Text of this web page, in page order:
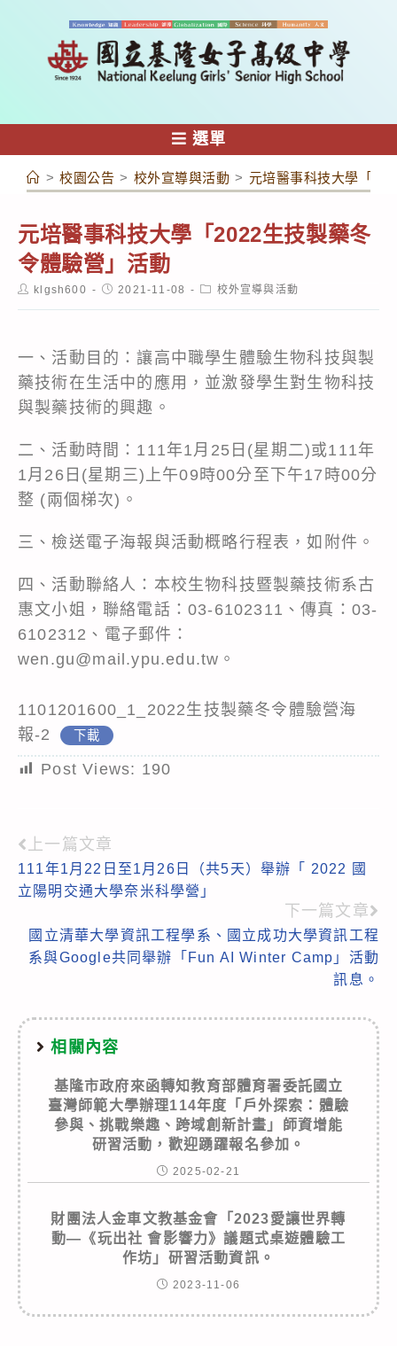
容
選單
> 校園公告 > 校外宣導與活動 > 元培醫事科技大學「
元培醫事科技大學「2022生技製藥冬
令體驗營」活動
Postklgsh600
Post2021-11-08
Post校外宣導與活動
一、活動目的：讓高中職學生體驗生物科技與製
藥技術在生活中的應用，並激發學生對生物科技
與製藥技術的興趣。
二、活動時間：111年1月25日(星期二)或111年
1月26日(星期三)上午09時00分至下午17時00分
整 (兩個梯次)。
三、檢送電子海報與活動概略行程表，如附件。
四、活動聯絡人：本校生物科技暨製藥技術系古
惠文小姐，聯絡電話：03-6102311、傳真：03-
6102312、電子郵件：
wen.gu@mail.ypu.edu.tw。
1101201600_1_2022生技製藥冬令體驗營海
報-2
下載
Post Views: 190
Read
more
上一篇文章
111年1月22日至1月26日（共5天）舉辦「 2022 國
立陽明交通大學奈米科學營」
下一篇文章
國立清華大學資訊工程學系、國立成功大學資訊工程
系與Google共同舉辦「Fun AI Winter Camp」活動
訊息。
相關內容
基隆市政府來函轉知教育部體育署委託國立
臺灣師範大學辦理114年度「戶外探索：體驗
參與、挑戰樂趣、跨域創新計畫」師資增能
研習活動，歡迎踴躍報名參加。
2025-02-21
財團法人金車文教基金會「2023愛讓世界轉
動—《玩出社 會影響力》議題式桌遊體驗工
作坊」研習活動資訊。
2023-11-06